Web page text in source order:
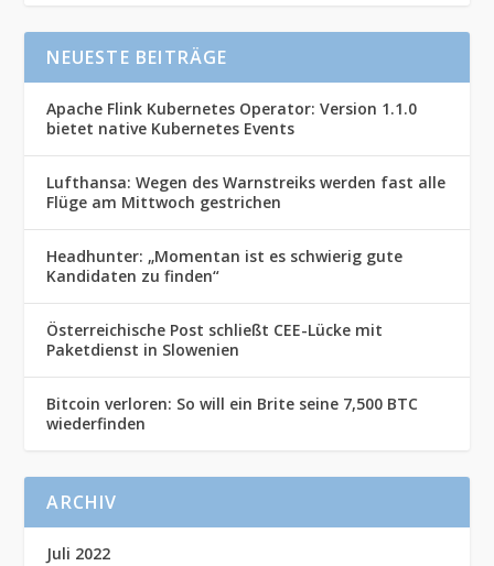
NEUESTE BEITRÄGE
Apache Flink Kubernetes Operator: Version 1.1.0
bietet native Kubernetes Events
Lufthansa: Wegen des Warnstreiks werden fast alle
Flüge am Mittwoch gestrichen
Headhunter: „Momentan ist es schwierig gute
Kandidaten zu finden“
Österreichische Post schließt CEE-Lücke mit
Paketdienst in Slowenien
Bitcoin verloren: So will ein Brite seine 7,500 BTC
wiederfinden
ARCHIV
Juli 2022